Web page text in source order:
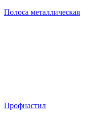
Полоса металлическая
Профнастил